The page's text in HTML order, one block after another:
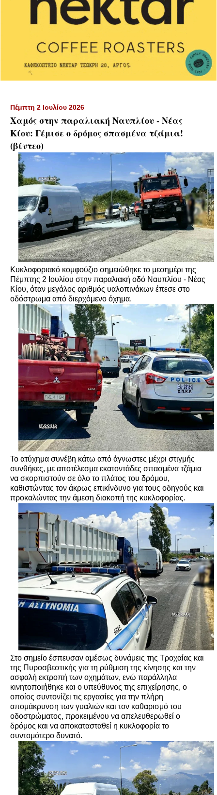
Πέμπτη 2 Ιουλίου 2026
Χαμός στην παραλιακή Ναυπλίου - Νέας
Κίου: Γέμισε ο δρόμος σπασμένα τζάμια!
(βίντεο)
Κυκλοφοριακό κομφούζιο σημειώθηκε το μεσημέρι της
Πέμπτης 2 Ιουλίου στην παραλιακή οδό Ναυπλίου - Νέας
Κίου, όταν μεγάλος αριθμός υαλοπινάκων έπεσε στο
οδόστρωμα από διερχόμενο όχημα.
Το ατύχημα συνέβη κάτω από άγνωστες μέχρι στιγμής
συνθήκες, με αποτέλεσμα εκατοντάδες σπασμένα τζάμια
να σκορπιστούν σε όλο το πλάτος του δρόμου,
καθιστώντας τον άκρως επικίνδυνο για τους οδηγούς και
προκαλώντας την άμεση διακοπή της κυκλοφορίας.
Στο σημείο έσπευσαν αμέσως δυνάμεις της Τροχαίας και
της Πυροσβεστικής για τη ρύθμιση της κίνησης και την
ασφαλή εκτροπή των οχημάτων, ενώ παράλληλα
κινητοποιήθηκε και ο υπεύθυνος της επιχείρησης, ο
οποίος συντονίζει τις εργασίες για την πλήρη
απομάκρυνση των γυαλιών και τον καθαρισμό του
οδοστρώματος, προκειμένου να απελευθερωθεί ο
δρόμος και να αποκατασταθεί η κυκλοφορία το
συντομότερο δυνατό.